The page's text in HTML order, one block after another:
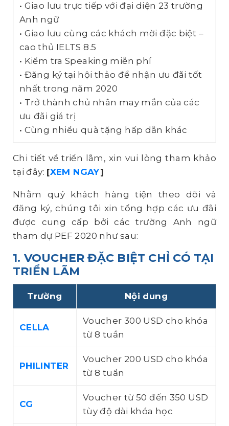
• Giao lưu trực tiếp với đại diện 23 trường
Anh ngữ
• Giao lưu cùng các khách mời đặc biệt –
cao thủ IELTS 8.5
• Kiểm tra Speaking miễn phí
• Đăng ký tại hội thảo để nhận ưu đãi tốt
nhất trong năm 2020
• Trở thành chủ nhân may mắn của các
ưu đãi giá trị
• Cùng nhiều quà tặng hấp dẫn khác
Chi tiết về triển lãm, xin vui lòng tham khảo
tại đây: [XEM NGAY]
Nhằm quý khách hàng tiện theo dõi và
đăng ký, chúng tôi xin tổng hợp các ưu đãi
được cung cấp bởi các trường Anh ngữ
tham dự PEF 2020 như sau:
1. VOUCHER ĐẶC BIỆT CHỈ CÓ TẠI
TRIỂN LÃM
Trường Nội dung
CELLA
Voucher 300 USD cho khóa
từ 8 tuần
PHILINTER
Voucher 200 USD cho khóa
từ 8 tuần
CG
Voucher từ 50 đến 350 USD
tùy độ dài khóa học